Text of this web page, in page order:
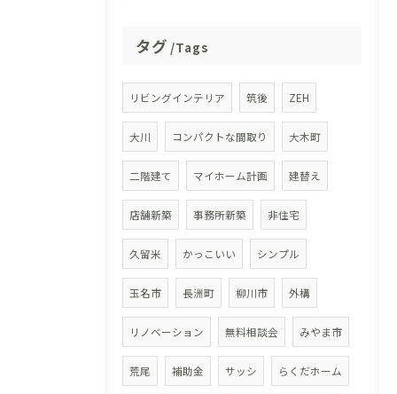
タグ Tags
リビングインテリア 筑後 ZEH
大川 コンパクトな間取り 大木町
二階建て マイホーム計画 建替え
店舗新築 事務所新築 非住宅
久留米 かっこいい シンプル
玉名市 長洲町 柳川市 外構
リノベーション 無料相談会 みやま市
荒尾 補助金 サッシ らくだホーム